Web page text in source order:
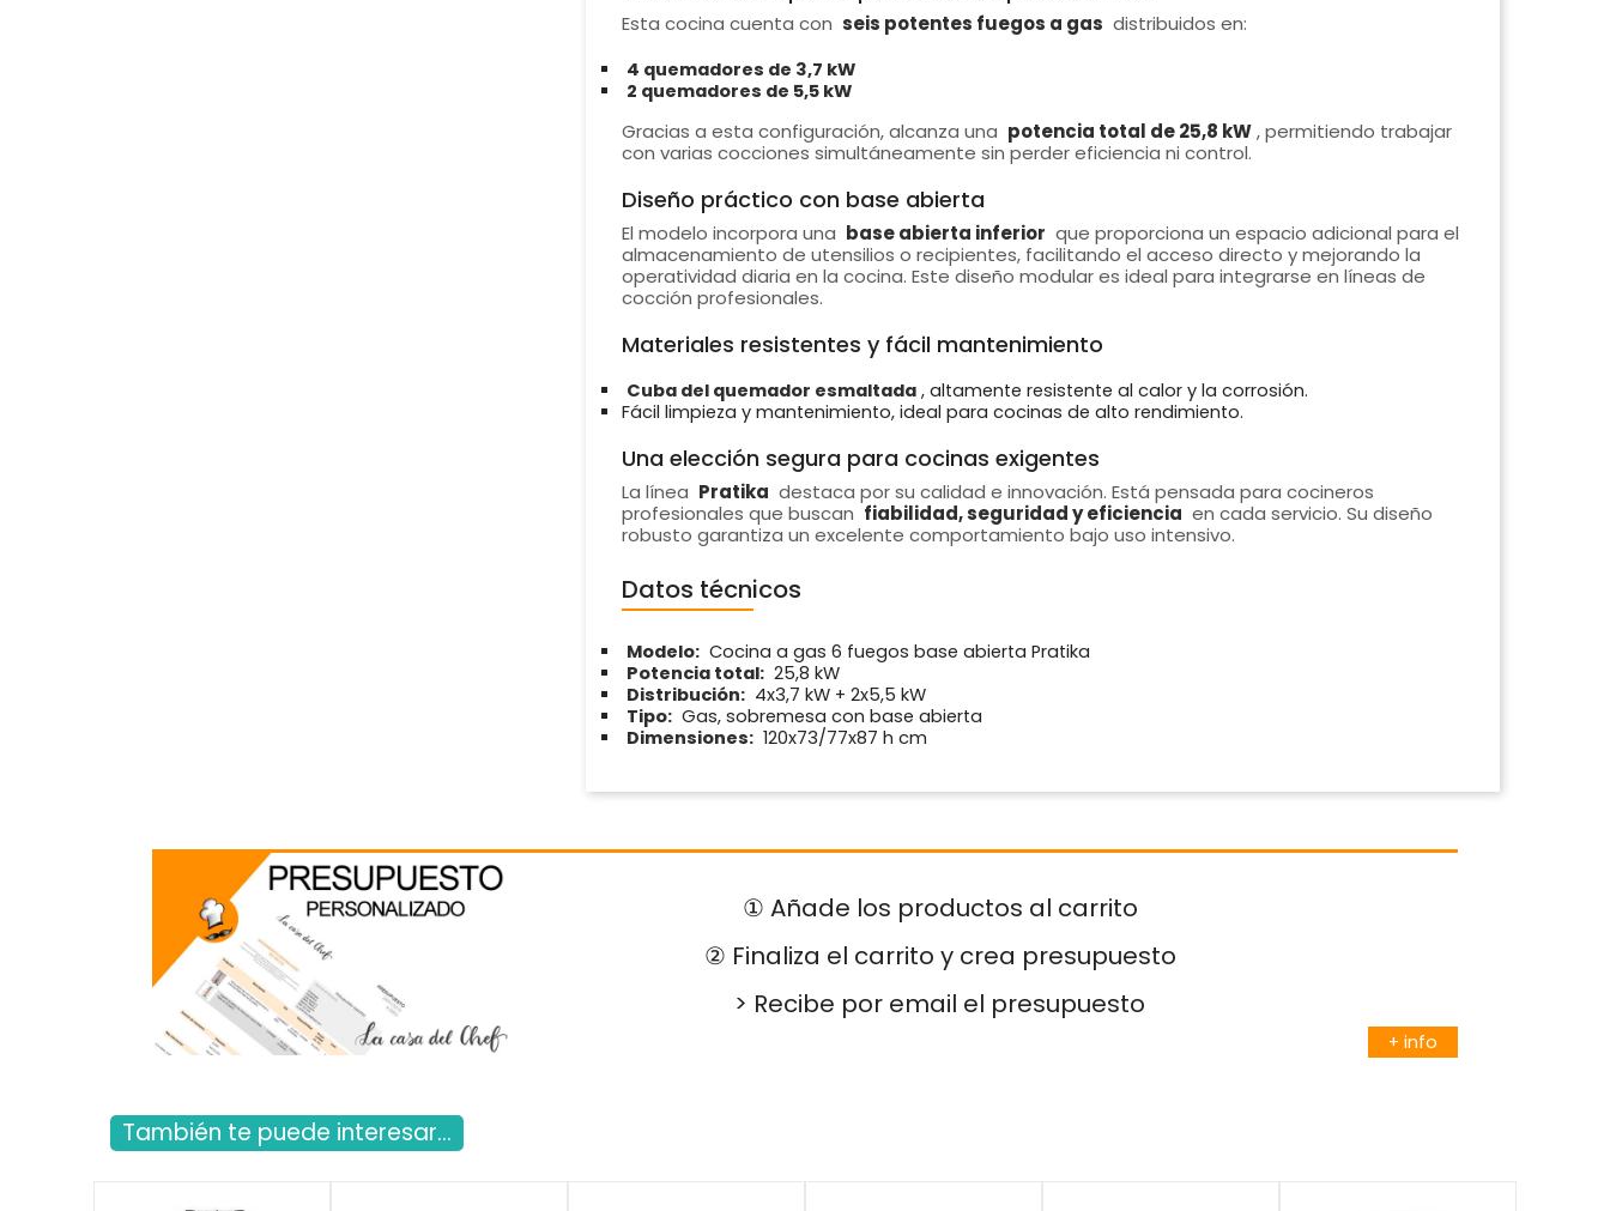
Esta cocina cuenta con seis potentes fuegos a gas distribuidos en:
4 quemadores de 3,7 kW
2 quemadores de 5,5 kW
Gracias a esta configuración, alcanza una potencia total de 25,8 kW , permitiendo trabajar
con varias cocciones simultáneamente sin perder eficiencia ni control.
Diseño práctico con base abierta
El modelo incorpora una base abierta inferior que proporciona un espacio adicional para el
almacenamiento de utensilios o recipientes, facilitando el acceso directo y mejorando la
operatividad diaria en la cocina. Este diseño modular es ideal para integrarse en líneas de
cocción profesionales.
Materiales resistentes y fácil mantenimiento
Cuba del quemador esmaltada , altamente resistente al calor y la corrosión.
Fácil limpieza y mantenimiento, ideal para cocinas de alto rendimiento.
Una elección segura para cocinas exigentes
La línea Pratika destaca por su calidad e innovación. Está pensada para cocineros
profesionales que buscan fiabilidad, seguridad y eficiencia en cada servicio. Su diseño
robusto garantiza un excelente comportamiento bajo uso intensivo.
Datos técnicos
Modelo: Cocina a gas 6 fuegos base abierta Pratika
Potencia total: 25,8 kW
Distribución: 4x3,7 kW + 2x5,5 kW
Tipo: Gas, sobremesa con base abierta
Dimensiones: 120x73/77x87 h cm
① Añade los productos al carrito
② Finaliza el carrito y crea presupuesto
> Recibe por email el presupuesto
+ info
También te puede interesar...